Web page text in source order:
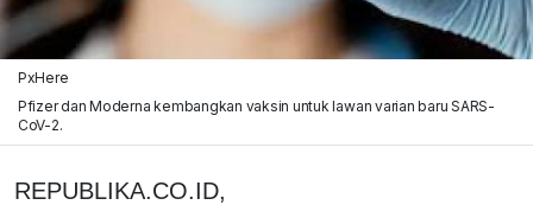
PxHere
Pfizer dan Moderna kembangkan vaksin untuk lawan varian baru SARS-
CoV-2.
REPUBLIKA.CO.ID,